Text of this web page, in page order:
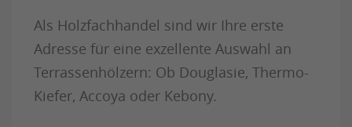
Als Holzfachhandel sind wir Ihre erste
Adresse für eine exzellente Auswahl an
Terrassenhölzern: Ob Douglasie, Thermo-
Kiefer, Accoya oder Kebony.